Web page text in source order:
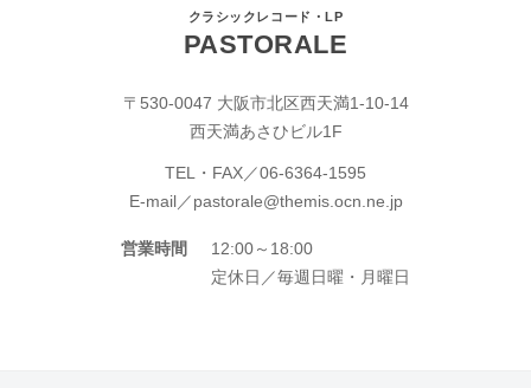
クラシックレコード・LP
PASTORALE
〒530-0047 大阪市北区西天満1-10-14
西天満あさひビル1F
TEL・FAX／06-6364-1595
E-mail／ pastorale@themis.ocn.ne.jp
営業時間
12:00～18:00
定休日／毎週日曜・月曜日